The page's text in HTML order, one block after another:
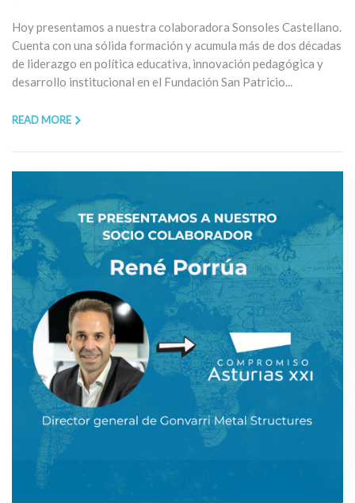
Hoy presentamos a nuestra colaboradora Sonsoles Castellano.
Cuenta con una sólida formación y acumula más de dos décadas
de liderazgo en política educativa, innovación pedagógica y
desarrollo institucional en el Fundación San Patricio...
READ MORE